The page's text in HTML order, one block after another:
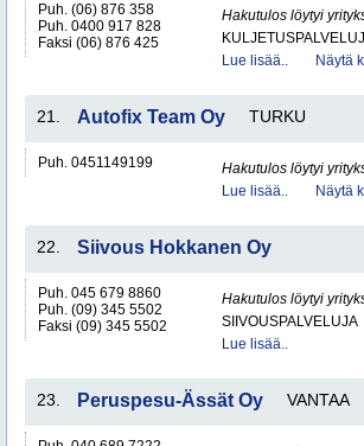
Puh. (06) 876 358
Puh. 0400 917 828
Faksi (06) 876 425
Hakutulos löytyi
Lue lisää..
Näytä
21. Autofix Team Oy TURKU
Puh. 0451149199
Hakutulos löytyi
Lue lisää..
Näytä
22. Siivous Hokkanen Oy
Puh. 045 679 8860
Puh. (09) 345 5502
Faksi (09) 345 5502
Hakutulos löytyi
SIIVOUSPALVELUJA
Lue lisää..
23. Peruspesu-Ässät Oy VANTAA